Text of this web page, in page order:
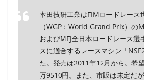
本田技研工業はFIMロードレース
（WGP：World Grand Prix）の
およびMFJ全日本ロードレース選
スに適合するレースマシン「
た。発売は2011年12月から。希
万9510円。また、市販は未定だ